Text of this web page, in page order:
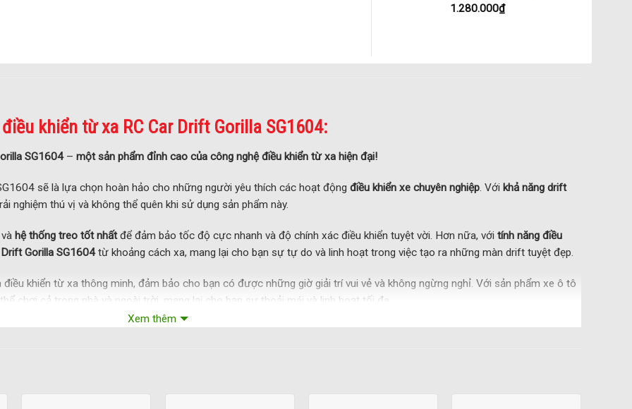
1.280.000₫
khiển từ xa RC Car Drift Gorilla SG1604:
SG1604– một sản phẩm đỉnh cao của công nghệ điều khiển từ xa hiện đại!
sẽ là lựa chọn hoàn hảo cho những người yêu thích các hoạt động điều khiển xe chuyên nghiệp. Với khả năng drift
nghiệm thú vị và không thể quên khi sử dụng sản phẩm này.
hệ thống treo tốt nhấtđể đảm bảo tốc độ cực nhanh và độ chính xác điều khiển tuyệt vời. Hơn nữa, với tính năng điều
Drift Gorilla SG1604từ khoảng cách xa, mang lại cho bạn sự tự do và linh hoạt trong việc tạo ra những màn drift tuyệt đẹp.
điều khiển từ xa thông minh, đảm bảo cho bạn có được những giờ giải trí vui vẻ và không ngừng nghỉ. Với sản phẩm xe ô tô
chơi cả trong nhà và ngoài trời, mang lại cho bạn sự thoải mái và linh hoạt tối đa.
khiển từ xa RC Car Drift Gorilla SG1604:
Xem thêm